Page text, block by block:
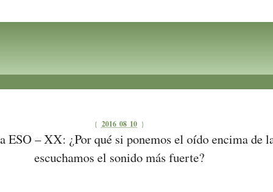
{ 2016 08 10 }
ESO – XX: ¿Por qué si ponemos el oído encima de
escuchamos el sonido más fuerte?